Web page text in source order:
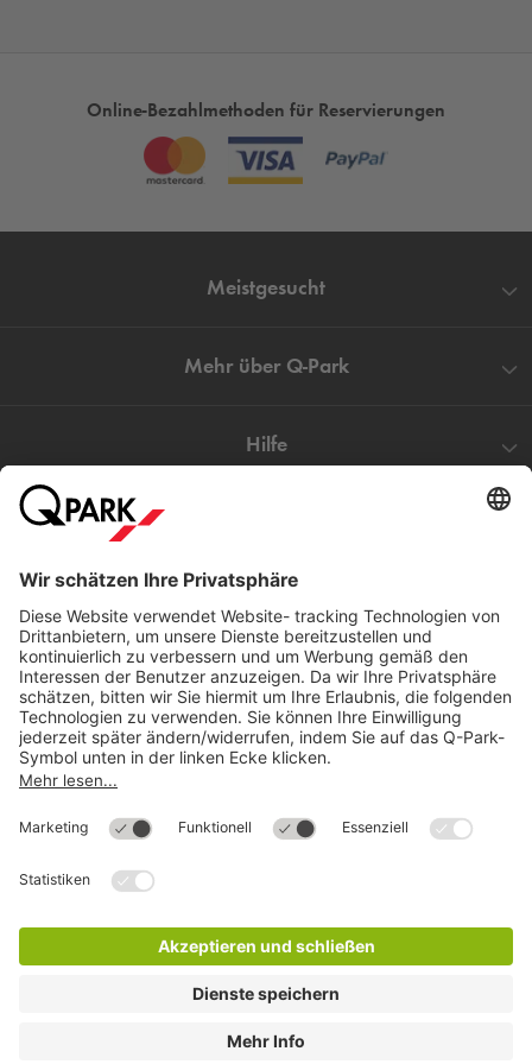
umzuparken.
Parken in der Innenstadt Darmstadt– Nehmen Sie sich
Zeit für Wichtigeres, als lange Zeit nach einem Parkplatz zu
Online-Bezahlmethoden für Reservierungen
Meistgesucht
Mehr über Q-Park
Hilfe
©
Q-ParkDeutschland (2018)
Datenschutzerklärung
Impressum